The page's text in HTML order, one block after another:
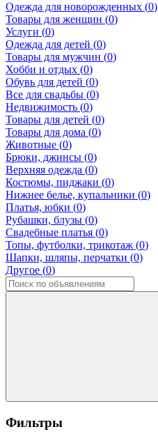
Одежда для новорожденных (0)
Товары для женщин (0)
Услуги (0)
Одежда для детей (0)
Товары для мужчин (0)
Хобби и отдых (0)
Обувь для детей (0)
Все для свадьбы (0)
Недвижимость (0)
Товары для детей (0)
Товары для дома (0)
Животные (0)
Брюки, джинсы (0)
Верхняя одежда (0)
Костюмы, пиджаки (0)
Нижнее белье, купальники (0)
Платья, юбки (0)
Рубашки, блузы (0)
Свадебные платья (0)
Топы, футболки, трикотаж (0)
Шапки, шляпы, перчатки (0)
Другое (0)
Фильтры